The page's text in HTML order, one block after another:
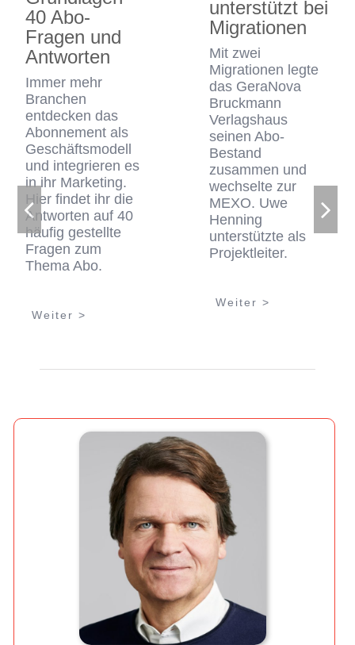
40 Abo-
Fragen und
Antworten
Immer mehr
Branchen
entdecken das
Abonnement als
Geschäftsmodell
und integrieren es
in ihr Marketing.
Hier findet ihr die
Antworten auf 40
häufig gestellte
Fragen zum
Thema Abo.
Weiter >
unterstützt bei
Migrationen
Mit zwei
Migrationen legte
das GeraNova
Bruckmann
Verlagshaus
seinen Abo-
Bestand
zusammen und
wechselte zur
MEXO. Uwe
Henning
unterstützte als
Projektleiter.
Weiter >